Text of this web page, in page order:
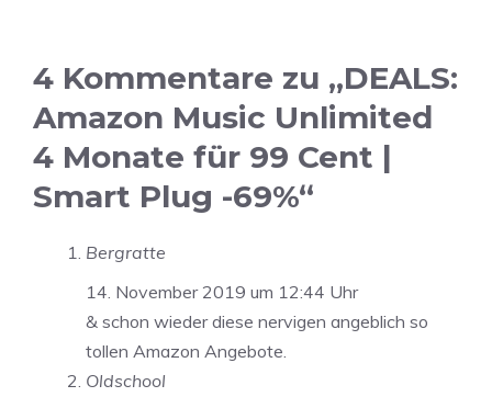
4 Kommentare zu „DEALS:
Amazon Music Unlimited
4 Monate für 99 Cent |
Smart Plug -69%“
Bergratte
14. November 2019 um 12:44 Uhr
& schon wieder diese nervigen angeblich so
tollen Amazon Angebote.
Oldschool